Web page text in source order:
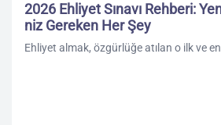
2026 Ehliyet Sınavı Rehberi:
niz Gereken Her Şey
Ehliyet almak, özgürlüğe atılan o ilk ve